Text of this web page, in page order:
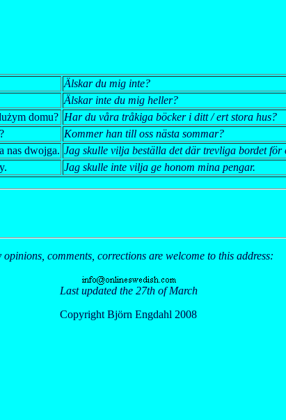
Älskar du mig inte?
Älskar inte du mig heller?
domu? Har du våra tråkiga böcker i ditt / ert stora hus?
Kommer han till oss nästa sommar?
nas dwojga. Jag skulle vilja beställa det där trevliga bordet för
Jag skulle inte vilja ge honom mina pengar.
opinions, comments, corrections are welcome to this address:
Last updated the 27th of March
Copyright Björn Engdahl 2008